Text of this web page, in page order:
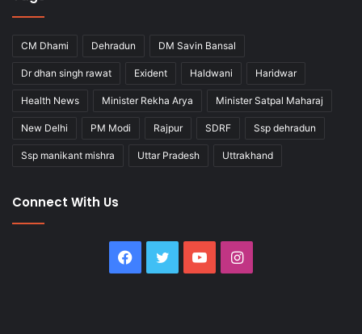
CM Dhami Dehradun DM Savin Bansal
Dr dhan singh rawat Exident Haldwani Haridwar
Health News Minister Rekha Arya Minister Satpal Maharaj
New Delhi PM Modi Rajpur SDRF Ssp dehradun
Ssp manikant mishra Uttar Pradesh Uttrakhand
Connect With Us
Facebook
Twitter YouTubeInstagram